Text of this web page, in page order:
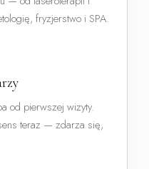
fryzjerstwo i SPA.
od pierwszej wizyty.
teraz — zdarza się,